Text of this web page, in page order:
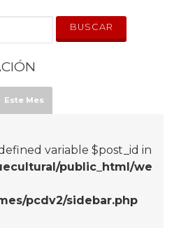
. '
Este Mes
variable $post_id in
public_html/we
pcdv2/sidebar.php